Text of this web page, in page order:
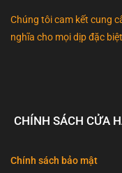
Chúng tôi cam kết cung
nghĩa cho mọi dịp đặc
CHÍNH SÁCH CỬA
Chính sách bảo mật